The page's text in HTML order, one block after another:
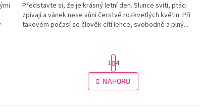
Představte si, že je krásný letní den. Slunce svítí, ptáci
zpívají a vánek nese vůni čerstvě rozkvetlých květin. Při
takovém počasí se člověk cítí lehce, svobodně a plný...
O
v
á
S
t
r
á
n
1 4
NAHORU